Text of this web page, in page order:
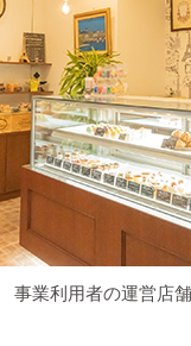
事業利用者の運営店舗